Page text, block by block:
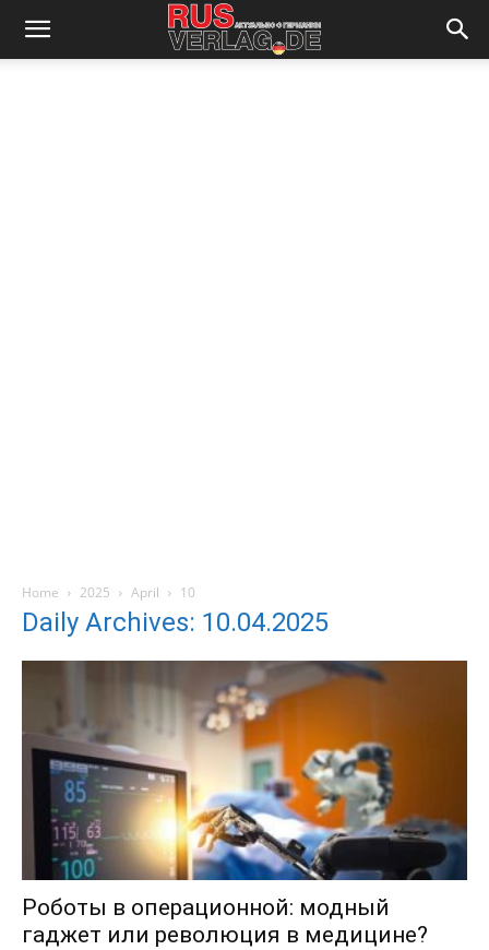
Home 2025 April 10
Daily Archives: 10.04.2025
Роботы в операционной: модный
гаджет или революция в медицине?